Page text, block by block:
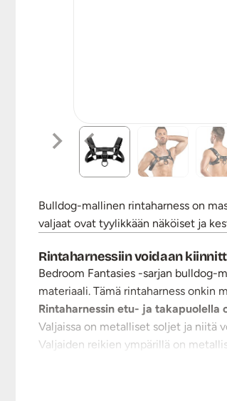
Bulldog-mallinen rintaharness on
valjaat ovat tyylikkään näköiset ja
Rintaharnessiin voidaan
Bedroom Fantasies -sarjan bulldog-
materiaali. Tämä rintaharness onkin
Rintaharnessin etu- ja takapuolella
Valjaissa on metalliset soljet ja niitä
Valjaiden reikien ympärillä on
Keinonahka on helppohoitoinen